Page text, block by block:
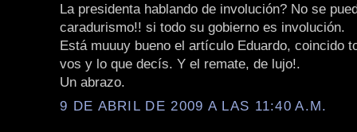
La presidenta hablando de involución? No se
caradurismo!! si todo su gobierno es involución.
Está muuuy bueno el artículo Eduardo, coincido
vos y lo que decís. Y el remate, de lujo!.
Un abrazo.
9 DE ABRIL DE 2009 A LAS 11:40 A.M.